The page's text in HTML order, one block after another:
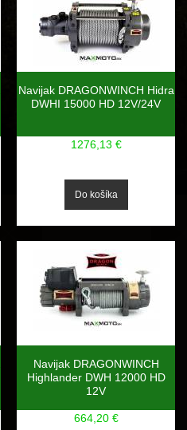
Navijak DRAGONWINCH Hidra
DWHI 15000 HD 12V/24V
1276,13 €
Navijak DRAGONWINCH
Highlander DWH 12000 HD
12V
664,20 €